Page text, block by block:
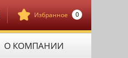
Избранное 0
О КОМПАНИИ